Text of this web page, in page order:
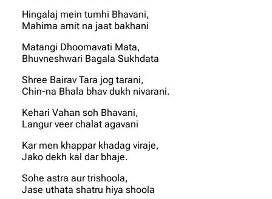
Hingalaj mein tumhi Bhavani,
Mahima amit na jaat bakhani
Matangi Dhoomavati Mata,
Bhuvneshwari Bagala Sukhdata
Shree Bairav Tara jog tarani,
Chin-na Bhala bhav dukh nivarani.
Kehari Vahan soh Bhavani,
Langur veer chalat agavani
Kar men khappar khadag viraje,
Jako dekh kal dar bhaje.
Sohe astra aur trishoola,
Jase uthata shatru hiya shoola